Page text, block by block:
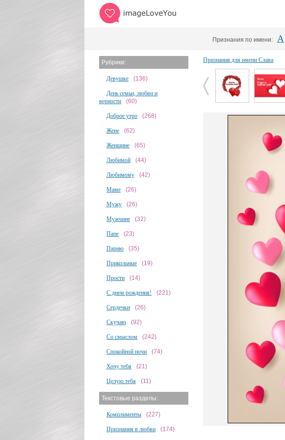
Признания по имени: А
Рубрики:
Девушке (136)
День семьи, любви и
верности
(60)
Доброе утро (268)
Жене (62)
Женщине (65)
Любимой (44)
Любимому (42)
Маме (26)
Мужу (26)
Мужчине (32)
Папе (23)
Парню (35)
Прикольные (19)
Прости (14)
С днем рождения! (221)
Сердечки (26)
Скучаю (92)
Со смыслом (242)
Спокойной ночи (74)
Хочу тебя (21)
Целую тебя (11)
Текстовые разделы:
Комплименты (227)
Признания в любви (174)
Признания для имени Слава